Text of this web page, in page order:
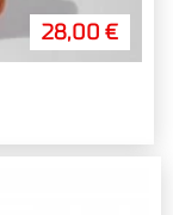
28,00 €